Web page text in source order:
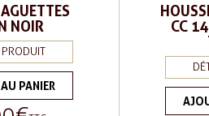
NOIR
PANIER
CC